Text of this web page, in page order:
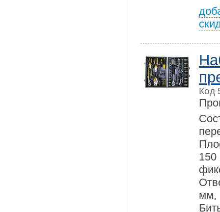
Код
мм,